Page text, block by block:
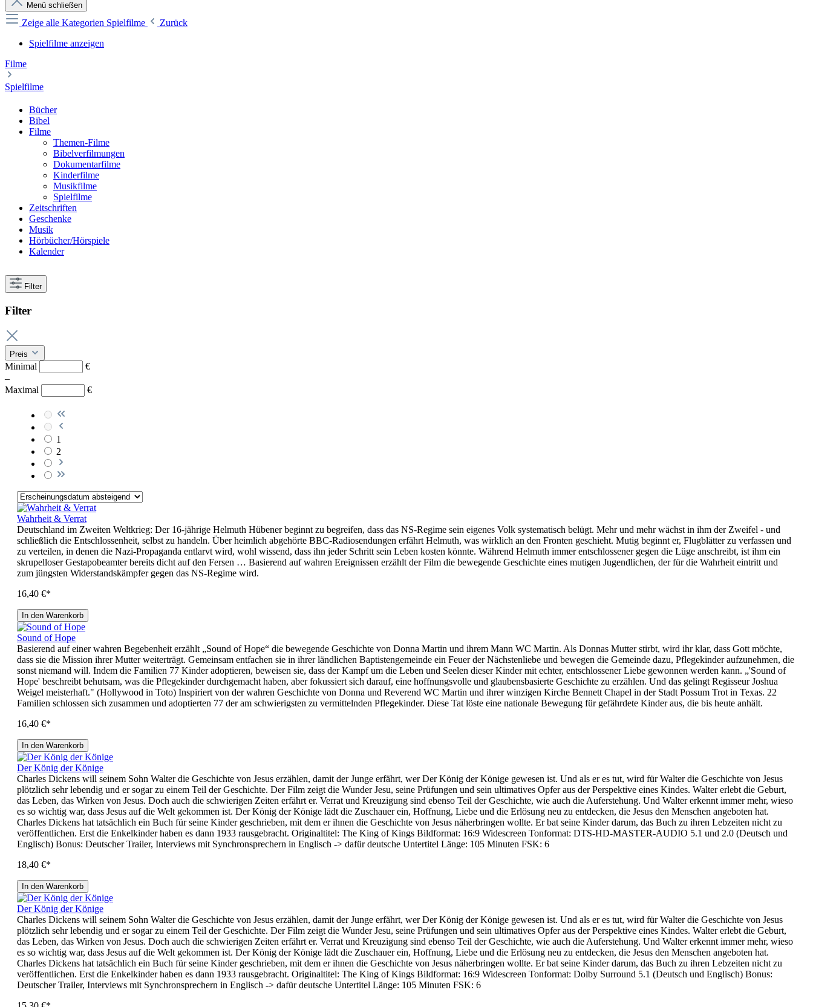
Menü schließen
Zeige alle Kategorien Spielfilme
Zurück
Spielfilme anzeigen
Filme
Spielfilme
Bücher
Bibel
Filme
Themen-Filme
Bibelverfilmungen
Dokumentarfilme
Kinderfilme
Musikfilme
Spielfilme
Zeitschriften
Geschenke
Musik
Hörbücher/Hörspiele
Kalender
Filter
Filter
Preis
Minimal
€
–
Maximal
€
1
2
Wahrheit & Verrat
Deutschland im Zweiten Weltkrieg: Der 16-jährige Helmuth Hübener beginnt zu begreifen, dass das NS-Regime sein eigenes Volk systematisch belügt. Mehr und mehr wächst in ihm der Zweifel - und
schließlich die Entschlossenheit, selbst zu handeln. Über heimlich abgehörte BBC-Radiosendungen erfährt Helmuth, was wirklich an den Fronten geschieht. Mutig beginnt er, Flugblätter zu verfassen und
zu verteilen, in denen die Nazi-Propaganda entlarvt wird, wohl wissend, dass ihn jeder Schritt sein Leben kosten könnte. Während Helmuth immer entschlossener gegen die Lüge anschreibt, ist ihm ein
skrupelloser Gestapobeamter bereits dicht auf den Fersen … Basierend auf wahren Ereignissen erzählt der Film die bewegende Geschichte eines mutigen Jugendlichen, der für die Wahrheit eintritt und
zum jüngsten Widerstandskämpfer gegen das NS-Regime wird.
16,40 €*
In den Warenkorb
Sound of Hope
Basierend auf einer wahren Begebenheit erzählt „Sound of Hope“ die bewegende Geschichte von Donna Martin und ihrem Mann WC Martin. Als Donnas Mutter stirbt, wird ihr klar, dass Gott möchte,
dass sie die Mission ihrer Mutter weiterträgt. Gemeinsam entfachen sie in ihrer ländlichen Baptistengemeinde ein Feuer der Nächstenliebe und bewegen die Gemeinde dazu, Pflegekinder aufzunehmen, die
sonst niemand will. Indem die Familien 77 Kinder adoptieren, beweisen sie, dass der Kampf um die Leben und Seelen dieser Kinder mit echter, entschlossener Liebe gewonnen werden kann. „'Sound of
Hope' beschreibt behutsam, was die Pflegekinder durchgemacht haben, aber fokussiert sich darauf, eine hoffnungsvolle und glaubensbasierte Geschichte zu erzählen. Und das gelingt Regisseur Joshua
Weigel meisterhaft." (Hollywood in Toto) Inspiriert von der wahren Geschichte von Donna und Reverend WC Martin und ihrer winzigen Kirche Bennett Chapel in der Stadt Possum Trot in Texas. 22
Familien schlossen sich zusammen und adoptierten 77 der am schwierigsten zu vermittelnden Pflegekinder. Diese Tat löste eine nationale Bewegung für gefährdete Kinder aus, die bis heute anhält.
16,40 €*
In den Warenkorb
Der König der Könige
Charles Dickens will seinem Sohn Walter die Geschichte von Jesus erzählen, damit der Junge erfährt, wer Der König der Könige gewesen ist. Und als er es tut, wird für Walter die Geschichte von Jesus
plötzlich sehr lebendig und er sogar zu einem Teil der Geschichte. Der Film zeigt die Wunder Jesu, seine Prüfungen und sein ultimatives Opfer aus der Perspektive eines Kindes. Walter erlebt die Geburt,
das Leben, das Wirken von Jesus. Doch auch die schwierigen Zeiten erfährt er. Verrat und Kreuzigung sind ebenso Teil der Geschichte, wie auch die Auferstehung. Und Walter erkennt immer mehr, wieso
es so wichtig war, dass Jesus auf die Welt gekommen ist. Der König der Könige lädt die Zuschauer ein, Hoffnung, Liebe und die Erlösung neu zu entdecken, die Jesus den Menschen angeboten hat.
Charles Dickens hat tatsächlich ein Buch für seine Kinder geschrieben, mit dem er ihnen die Geschichte von Jesus näherbringen wollte. Er bat seine Kinder darum, das Buch zu ihren Lebzeiten nicht zu
veröffentlichen. Erst die Enkelkinder haben es dann 1933 rausgebracht. Originaltitel: The King of Kings Bildformat: 16:9 Widescreen Tonformat: DTS-HD-MASTER-AUDIO 5.1 und 2.0 (Deutsch und
Englisch) Bonus: Deutscher Trailer, Interviews mit Synchronsprechern in Englisch -> dafür deutsche Untertitel Länge: 105 Minuten FSK: 6
18,40 €*
In den Warenkorb
Der König der Könige
Charles Dickens will seinem Sohn Walter die Geschichte von Jesus erzählen, damit der Junge erfährt, wer Der König der Könige gewesen ist. Und als er es tut, wird für Walter die Geschichte von Jesus
plötzlich sehr lebendig und er sogar zu einem Teil der Geschichte. Der Film zeigt die Wunder Jesu, seine Prüfungen und sein ultimatives Opfer aus der Perspektive eines Kindes. Walter erlebt die Geburt,
das Leben, das Wirken von Jesus. Doch auch die schwierigen Zeiten erfährt er. Verrat und Kreuzigung sind ebenso Teil der Geschichte, wie auch die Auferstehung. Und Walter erkennt immer mehr, wieso
es so wichtig war, dass Jesus auf die Welt gekommen ist. Der König der Könige lädt die Zuschauer ein, Hoffnung, Liebe und die Erlösung neu zu entdecken, die Jesus den Menschen angeboten hat.
Charles Dickens hat tatsächlich ein Buch für seine Kinder geschrieben, mit dem er ihnen die Geschichte von Jesus näherbringen wollte. Er bat seine Kinder darum, das Buch zu ihren Lebzeiten nicht zu
veröffentlichen. Erst die Enkelkinder haben es dann 1933 rausgebracht. Originaltitel: The King of Kings Bildformat: 16:9 Widescreen Tonformat: Dolby Surround 5.1 (Deutsch und Englisch) Bonus:
Deutscher Trailer, Interviews mit Synchronsprechern in Englisch -> dafür deutsche Untertitel Länge: 105 Minuten FSK: 6